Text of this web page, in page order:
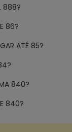
888?
86?
ATÉ 85?
840?
840?